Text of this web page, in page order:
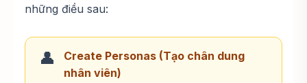
những điều sau:
👤
Create Personas (Tạo chân dung
nhân viên)